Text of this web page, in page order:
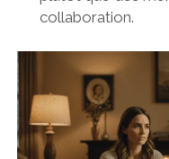
collaboration.